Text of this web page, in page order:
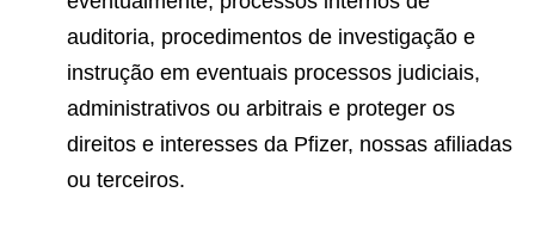
auditoria, procedimentos de investigação e
instrução em eventuais processos judiciais,
administrativos ou arbitrais e proteger os
direitos e interesses da Pfizer, nossas afiliadas
ou terceiros.